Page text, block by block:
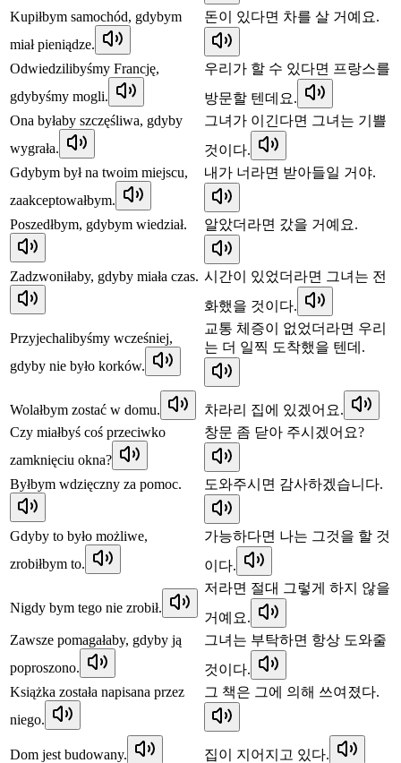
Kupiłbym samochód, gdybym
miał pieniądze.
돈이 있다면 차를 살 거예요.
Odwiedzilibyśmy Francję,
gdybyśmy mogli.
우리가 할 수 있다면 프랑스를
방문할 텐데요.
Ona byłaby szczęśliwa, gdyby
wygrała.
그녀가 이긴다면 그녀는 기쁠
것이다.
Gdybym był na twoim miejscu,
zaakceptowałbym.
내가 너라면 받아들일 거야.
Poszedłbym, gdybym wiedział. 알았더라면 갔을 거예요.
Zadzwoniłaby, gdyby miała czas. 시간이 있었더라면 그녀는 전
화했을 것이다.
Przyjechalibyśmy wcześniej,
gdyby nie było korków.
교통 체증이 없었더라면 우리
는 더 일찍 도착했을 텐데.
Wolałbym zostać w domu.
차라리 집에 있겠어요.
Czy miałbyś coś przeciwko
zamknięciu okna?
창문 좀 닫아 주시겠어요?
Byłbym wdzięczny za pomoc. 도와주시면 감사하겠습니다.
Gdyby to było możliwe,
zrobiłbym to.
가능하다면 나는 그것을 할 것
이다.
Nigdy bym tego nie zrobił.
저라면 절대 그렇게 하지 않을
거예요.
Zawsze pomagałaby, gdyby ją
poproszono.
그녀는 부탁하면 항상 도와줄
것이다.
Książka została napisana przez
niego.
그 책은 그에 의해 쓰여졌다.
Dom jest budowany.
집이 지어지고 있다.